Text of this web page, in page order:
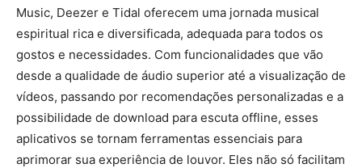
Music, Deezer e Tidal oferecem uma jornada musical
espiritual rica e diversificada, adequada para todos os
gostos e necessidades. Com funcionalidades que vão
desde a qualidade de áudio superior até a visualização de
vídeos, passando por recomendações personalizadas e a
possibilidade de download para escuta offline, esses
aplicativos se tornam ferramentas essenciais para
aprimorar sua experiência de louvor. Eles não só facilitam